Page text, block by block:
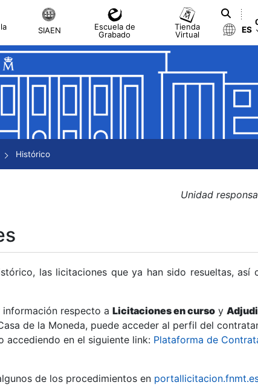
SIAEN
Escuela de
Grabado
Tienda
Virtual
ES
Histórico
Unidad
las licitaciones que ya han sido resueltas, así
respecto a Licitaciones en curso y
de la Moneda, puede acceder al perfil del
accediendo en el siguiente link: Plataforma de
de los procedimientos en